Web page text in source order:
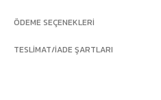
ÖDEME SEÇENEKLERI
TESLIMAT/İADE ŞARTLARI